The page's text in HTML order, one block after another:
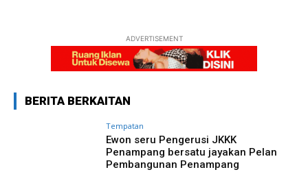
ADVERTISEMENT
BERITA BERKAITAN
Tempatan
Ewon seru Pengerusi JKKK
Penampang bersatu jayakan Pelan
Pembangunan Penampang